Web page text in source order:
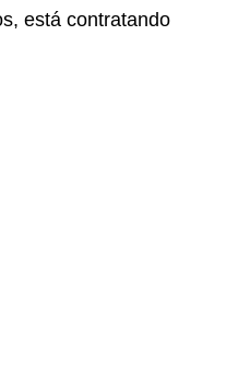
está contratando